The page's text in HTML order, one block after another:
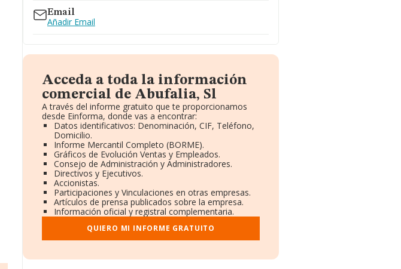
Email
Añadir Email
Acceda a toda la información
comercial de Abufalia, Sl
A través del informe gratuito que te proporcionamos
desde Einforma, donde vas a encontrar:
Datos identificativos: Denominación, CIF, Teléfono,
Domicilio.
Informe Mercantil Completo (BORME).
Gráficos de Evolución Ventas y Empleados.
Consejo de Administración y Administradores.
Directivos y Ejecutivos.
Accionistas.
Participaciones y Vinculaciones en otras empresas.
Artículos de prensa publicados sobre la empresa.
Información oficial y registral complementaria.
QUIERO MI INFORME GRATUITO